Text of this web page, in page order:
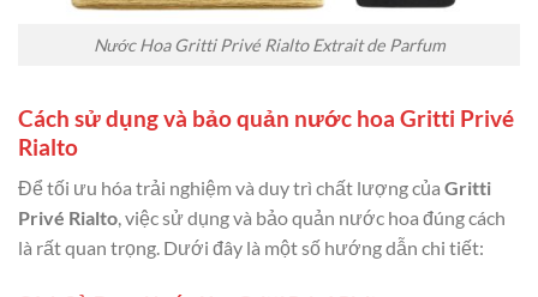
Nước Hoa Gritti Privé Rialto Extrait de Parfum
Cách sử dụng và bảo quản nước hoa Gritti Privé
Rialto
Để tối ưu hóa trải nghiệm và duy trì chất lượng của Gritti
Privé Rialto, việc sử dụng và bảo quản nước hoa đúng cách
là rất quan trọng. Dưới đây là một số hướng dẫn chi tiết: